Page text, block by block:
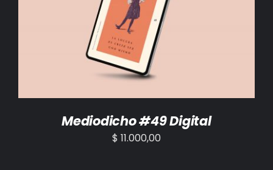
AÑADIR AL CARRITO /
Mediodicho #49 Digital
$ 11.000,00